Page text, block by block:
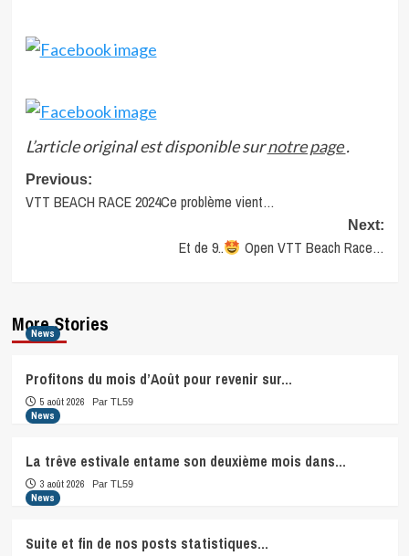
L’article original est disponible surnotre page.
Post
navigation
Previous:
VTT BEACH RACE 2024Ce problème vient…
Next:
Et de 9.. Open VTT Beach Race…
More Stories
News
Profitons du mois d’Août pour revenir sur…
5 août 2026 Par TL59
News
La trêve estivale entame son deuxième mois dans…
3 août 2026 Par TL59
News
Suite et fin de nos posts statistiques…